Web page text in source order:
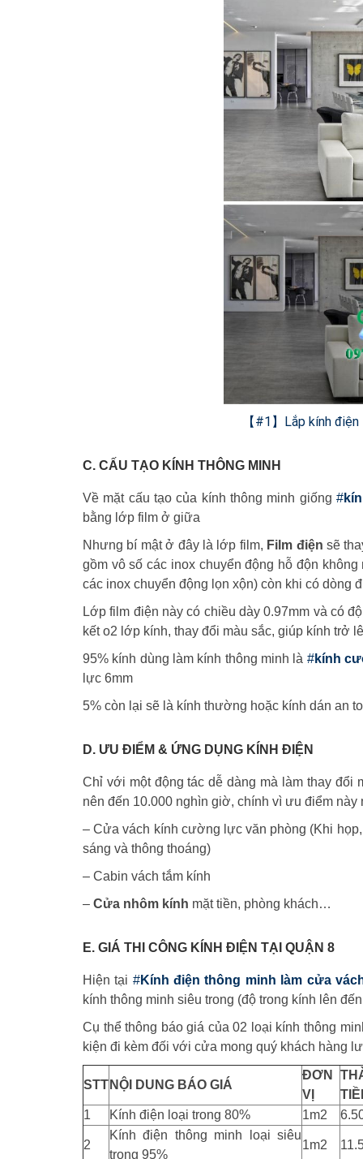
【#1】Lắp kính
C. CẤU TẠO KÍNH THÔNG MINH
Về mặt cấu tạo của kính thông minh giống #
bằng lớp film ở giữa
Nhưng bí mật ở đây là lớp film, Film điện sẽ
gồm vô số các inox chuyển động hỗ độn
các inox chuyển động lọn xộn) còn khi có dòng
Lớp film điện này có chiều dày 0.97mm và có
kết o2 lớp kính, thay đổi màu sắc, giúp kính trở
95% kính dùng làm kính thông minh là #kính
lực 6mm
5% còn lại sẽ là kính thường hoặc kính dán an
D. ƯU ĐIỂM & ỨNG DỤNG KÍNH ĐIỆN
Chỉ với một động tác dễ dàng mà làm thay đổi
nên đến 10.000 nghìn giờ, chính vì ưu điểm
– Cửa vách kính cường lực văn phòng (Khi
sáng và thông thoáng)
– Cabin vách tắm kính
– Cửa nhôm kính mặt tiền, phòng khách…
E. GIÁ THI CÔNG KÍNH ĐIỆN TẠI QUẬN 8
Hiện tại #Kính điện thông minh làm cửa
kính thông minh siêu trong (độ trong kính lên
Cụ thể thông báo giá của 02 loại kính thông
kiện đi kèm đối với cửa mong quý khách hàng
STT NỘI DUNG BÁO GIÁ
ĐƠN
VỊ
1
Kính điện loại trong 80% 1m2
2
Kính điện thông minh loại siêu
trong 95%
1m2